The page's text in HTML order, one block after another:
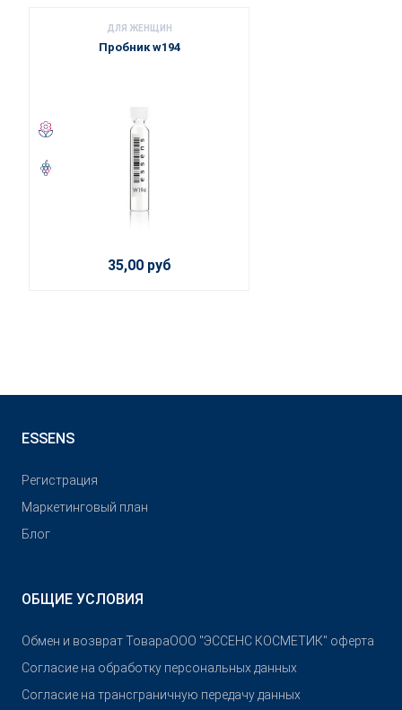
ДЛЯ ЖЕНЩИН
Пробник w194
35,00 руб
ESSENS
Pегистрация
Маркетинговый план
Блог
ОБЩИЕ УСЛОВИЯ
Обмен и возврат ТовараOOO "ЭССЕНС КОСМЕТИК" оферта
Согласие на обработку персональных данных
Согласие на трансграничную передачу данных